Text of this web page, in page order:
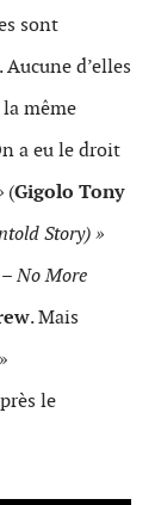
sont
d’elles
même
a eu le droit
(Gigolo Tony
Story) »
No More
. Mais
le